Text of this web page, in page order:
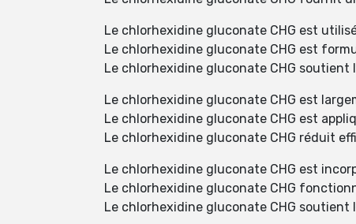
Le chlorhexidine gluconate CHG est
Le chlorhexidine gluconate CHG est
Le chlorhexidine gluconate CHG
Le chlorhexidine gluconate CHG est
Le chlorhexidine gluconate CHG est
Le chlorhexidine gluconate CHG réduit
Le chlorhexidine gluconate CHG est
Le chlorhexidine gluconate CHG
Le chlorhexidine gluconate CHG